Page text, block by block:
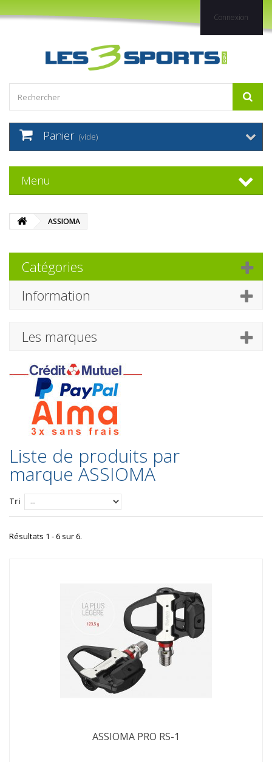
Connexion
Panier (vide)
Menu
ASSIOMA
Catégories
Information
Les marques
Liste de produits par
marque ASSIOMA
Tri
Résultats 1 - 6 sur 6.
ASSIOMA PRO RS-1